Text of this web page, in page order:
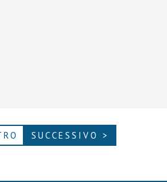
SUCCESSIVO >